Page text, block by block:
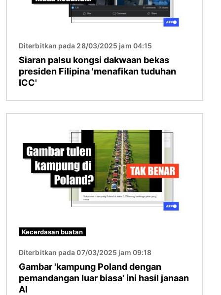
Diterbitkan pada 28/03/2025 jam 04:15
Siaran palsu kongsi dakwaan bekas
presiden Filipina 'menafikan tuduhan
ICC'
Kecerdasan buatan
Diterbitkan pada 07/03/2025 jam 09:18
Gambar 'kampung Poland dengan
pemandangan luar biasa' ini hasil janaan
AI